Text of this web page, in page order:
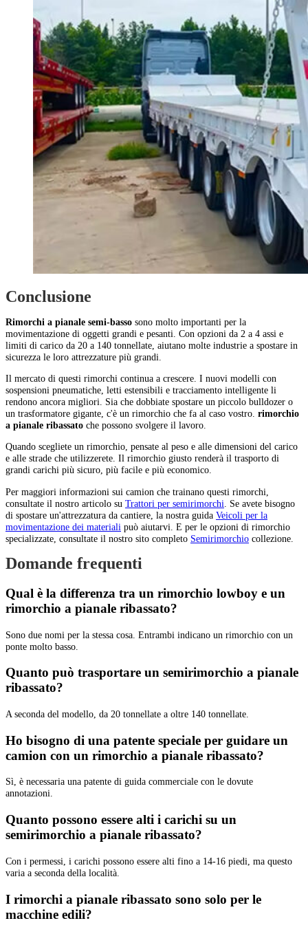
Conclusione
Rimorchi a pianale semi-basso sono molto importanti per la
movimentazione di oggetti grandi e pesanti. Con opzioni da 2 a 4 assi e
limiti di carico da 20 a 140 tonnellate, aiutano molte industrie a spostare in
sicurezza le loro attrezzature più grandi.
Il mercato di questi rimorchi continua a crescere. I nuovi modelli con
sospensioni pneumatiche, letti estensibili e tracciamento intelligente li
rendono ancora migliori. Sia che dobbiate spostare un piccolo bulldozer o
un trasformatore gigante, c'è un rimorchio che fa al caso vostro. rimorchio
a pianale ribassato che possono svolgere il lavoro.
Quando scegliete un rimorchio, pensate al peso e alle dimensioni del carico
e alle strade che utilizzerete. Il rimorchio giusto renderà il trasporto di
grandi carichi più sicuro, più facile e più economico.
Per maggiori informazioni sui camion che trainano questi rimorchi,
consultate il nostro articolo su Trattori per semirimorchi . Se avete bisogno
di spostare un'attrezzatura da cantiere, la nostra guida Veicoli per la
movimentazione dei materiali può aiutarvi. E per le opzioni di rimorchio
specializzate, consultate il nostro sito completo Semirimorchio collezione.
Domande frequenti
Qual è la differenza tra un rimorchio lowboy e un
rimorchio a pianale ribassato?
Sono due nomi per la stessa cosa. Entrambi indicano un rimorchio con un
ponte molto basso.
Quanto può trasportare un semirimorchio a pianale
ribassato?
A seconda del modello, da 20 tonnellate a oltre 140 tonnellate.
Ho bisogno di una patente speciale per guidare un
camion con un rimorchio a pianale ribassato?
Sì, è necessaria una patente di guida commerciale con le dovute
annotazioni.
Quanto possono essere alti i carichi su un
semirimorchio a pianale ribassato?
Con i permessi, i carichi possono essere alti fino a 14-16 piedi, ma questo
varia a seconda della località.
I rimorchi a pianale ribassato sono solo per le
macchine edili?